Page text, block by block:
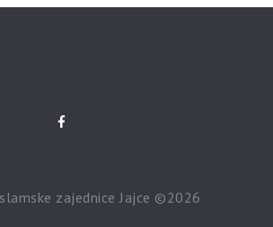
zajednice Jajce ©2026